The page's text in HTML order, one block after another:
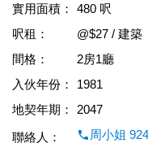
實用面積：
480 呎
呎租：
@$27 / 建築
間格：
2房1廳
入伙年份：
1981
地契年期：
2047
聯絡人：
周小姐